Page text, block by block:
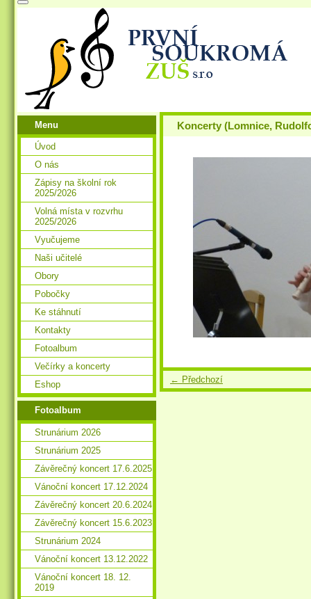
Koncerty (Lomnice,
← Předchozí
Menu
Úvod
O nás
Zápisy na školní rok
2025/2026
Volná místa v rozvrhu
2025/2026
Vyučujeme
Naši učitelé
Obory
Pobočky
Ke stáhnutí
Kontakty
Fotoalbum
Večírky a koncerty
Eshop
Fotoalbum
Strunárium 2026
Strunárium 2025
Závěrečný koncert 17.6.2025
Vánoční koncert 17.12.2024
Závěrečný koncert 20.6.2024
Závěrečný koncert 15.6.2023
Strunárium 2024
Vánoční koncert 13.12.2022
Vánoční koncert 18. 12.
2019